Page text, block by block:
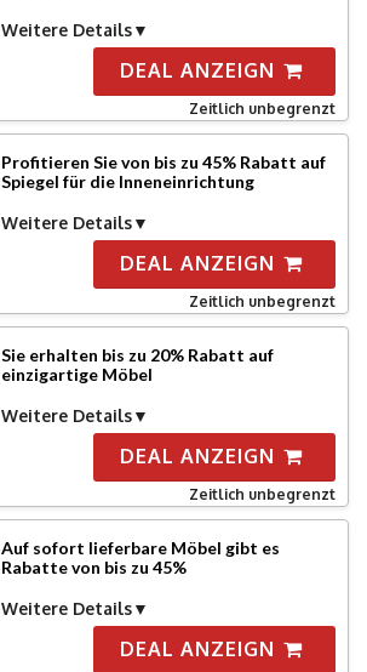
Weitere Details
DEAL ANZEIGN
Zeitlich unbegrenzt
Profitieren Sie von bis zu 45% Rabatt auf
Spiegel für die Inneneinrichtung
Weitere Details
DEAL ANZEIGN
Zeitlich unbegrenzt
Sie erhalten bis zu 20% Rabatt auf
einzigartige Möbel
Weitere Details
DEAL ANZEIGN
Zeitlich unbegrenzt
Auf sofort lieferbare Möbel gibt es
Rabatte von bis zu 45%
Weitere Details
DEAL ANZEIGN